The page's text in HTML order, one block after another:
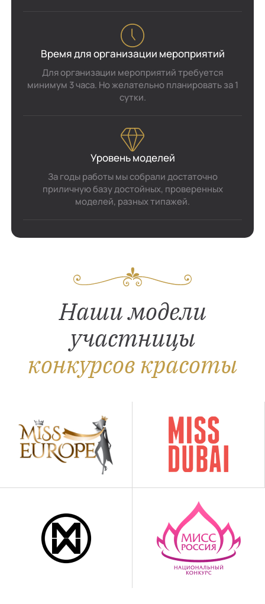
Время для организации мероприятий
Для организации мероприятий требуется
минимум 3 часа. Но желательно планировать за 1
сутки.
Уровень моделей
За годы работы мы собрали достаточно
приличную базу достойных, проверенных
моделей, разных типажей.
Наши модели
участницы
конкурсов красоты